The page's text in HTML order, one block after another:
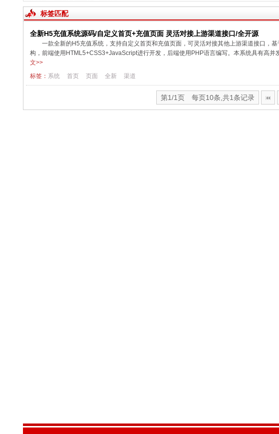
标签匹配
全新H5充值系统源码/自定义首页+充值页面 灵活对接上游渠道接口/全开源
一款全新的H5充值系统，支持自定义首页和充值页面，可灵活对接其他上游渠道接口，
构，前端使用HTML5+CSS3+JavaScript进行开发，后端使用PHP语言编写。本系统具有高
文>>
标签： 系统 首页 页面 全新 渠道
第1/1页 每页10条,共1条记录